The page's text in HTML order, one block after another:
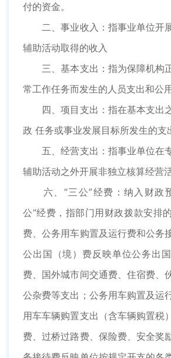
付的资金。
二、事业收入：指事业单位开
辅助活动取得的收入
三、基本支出：指为保障机构
常工作任务而发生的人员支出和公用
四、项目支出：指在基本支出
政 任务或事业发展目标所发生的支
五、经营支出：指事业单位在
辅助活动之外开展非独立核算经营
六、“三公”经费：纳入财政
公”经费，指部门用财政拨款安排
费、公务用车购置及运行费和公务
公出国（境）费反映单位公务出
费、国外城市间交通费、住宿费、
公杂费等支出；公务用车购置及运
用车车辆购置支出（含车辆购置税
费、过桥过路费、保险费、安全奖